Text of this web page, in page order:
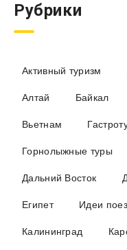
Рубрики
Активный туризм
Алтай
Байкал
Вьетнам
Горнолыжные туры
Дальний Восток
Египет
Идеи
Калининград